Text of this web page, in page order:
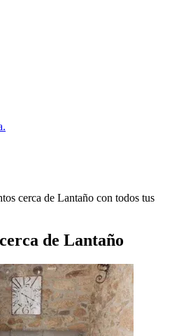
cerca de Lantaño con todos tus
de Lantaño